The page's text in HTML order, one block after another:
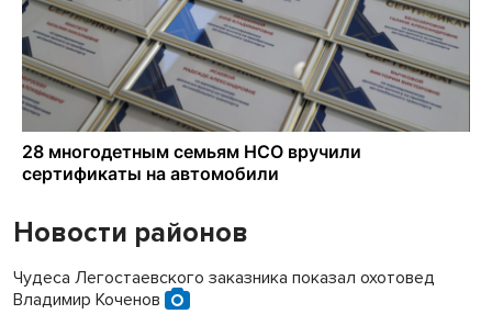
Новости районов
Чудеса Легостаевского заказника показал охотовед
Владимир Коченов